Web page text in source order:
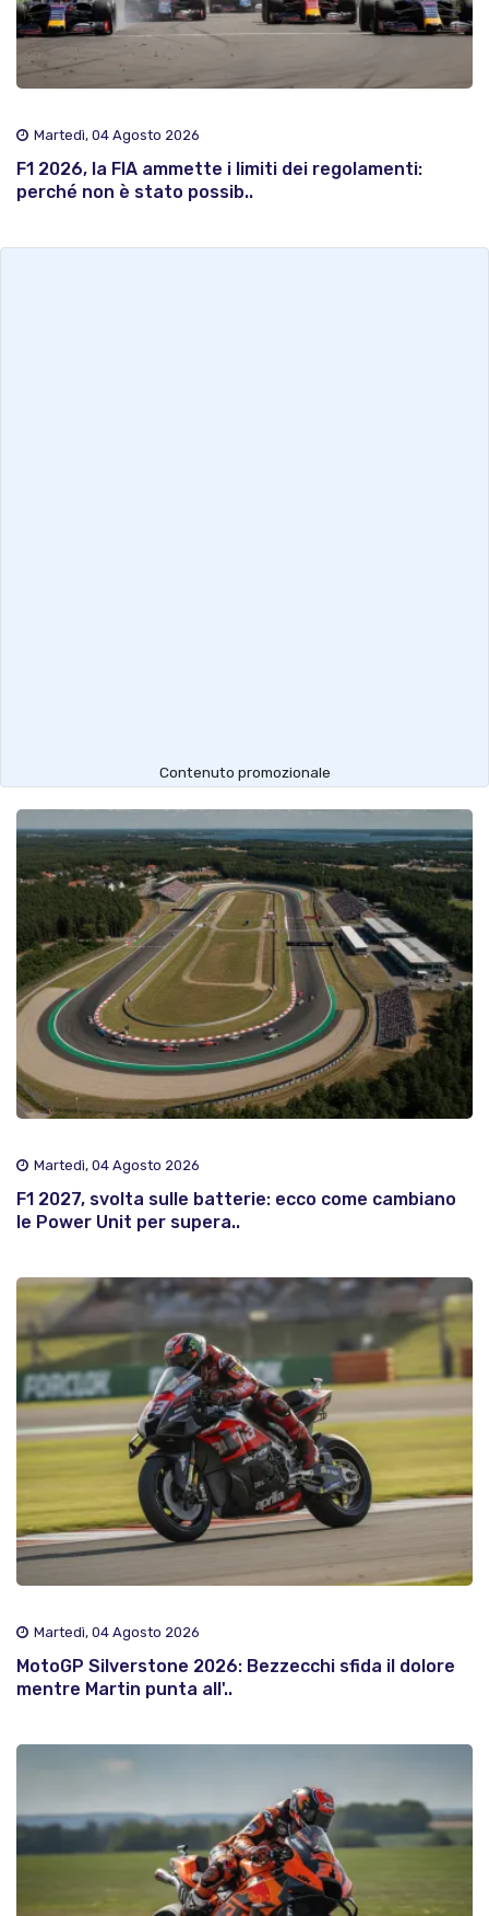
Martedì, 04 Agosto 2026
F1 2026, la FIA ammette i limiti dei regolamenti:
perché non è stato possib..
Contenuto promozionale
Martedì, 04 Agosto 2026
F1 2027, svolta sulle batterie: ecco come cambiano
le Power Unit per supera..
Martedì, 04 Agosto 2026
MotoGP Silverstone 2026: Bezzecchi sfida il dolore
mentre Martin punta all'..